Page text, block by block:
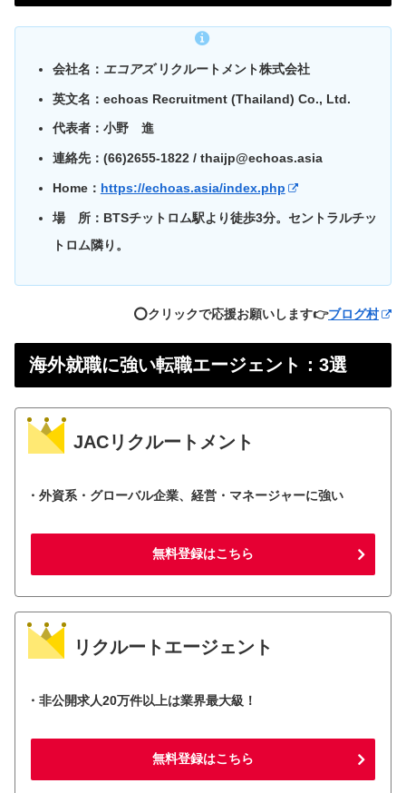
会社名： エコアズリクルートメント株式会社
英文名：echoas Recruitment (Thailand) Co., Ltd.
代表者：小野 進
連絡先：(66)2655-1822 / thaijp@echoas.asia
Home： https://echoas.asia/index.php
場 所：BTSチットロム駅より徒歩3分。セントラルチッ
トロム隣り。
⭕️クリックで応援お願いします👉ブログ村
海外就職に強い転職エージェント：3選
JACリクルートメント
・外資系・グローバル企業、経営・マネージャーに強い
無料登録はこちら
リクルートエージェント
・非公開求人20万件以上は業界最大級！
無料登録はこちら